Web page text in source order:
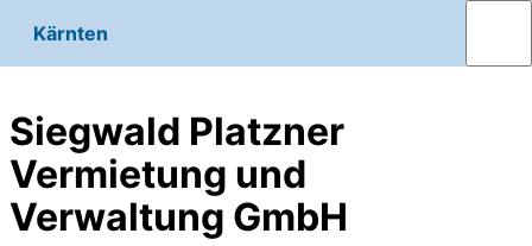
Kärnten
Siegwald Platzner
Vermietung und
Verwaltung GmbH